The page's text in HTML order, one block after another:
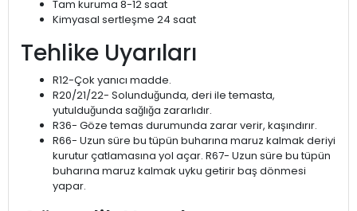
Tam kuruma 8-12 saat
Kimyasal sertleşme 24 saat
Tehlike Uyarıları
R12-Çok yanıcı madde.
R20/21/22- Solunduğunda, deri ile temasta,
yutulduğunda sağlığa zararlıdır.
R36- Göze temas durumunda zarar verir, kaşındırır.
R66- Uzun süre bu tüpün buharına maruz kalmak deriyi
kurutur çatlamasına yol açar. R67- Uzun süre bu tüpün
buharına maruz kalmak uyku getirir baş dönmesi
yapar.